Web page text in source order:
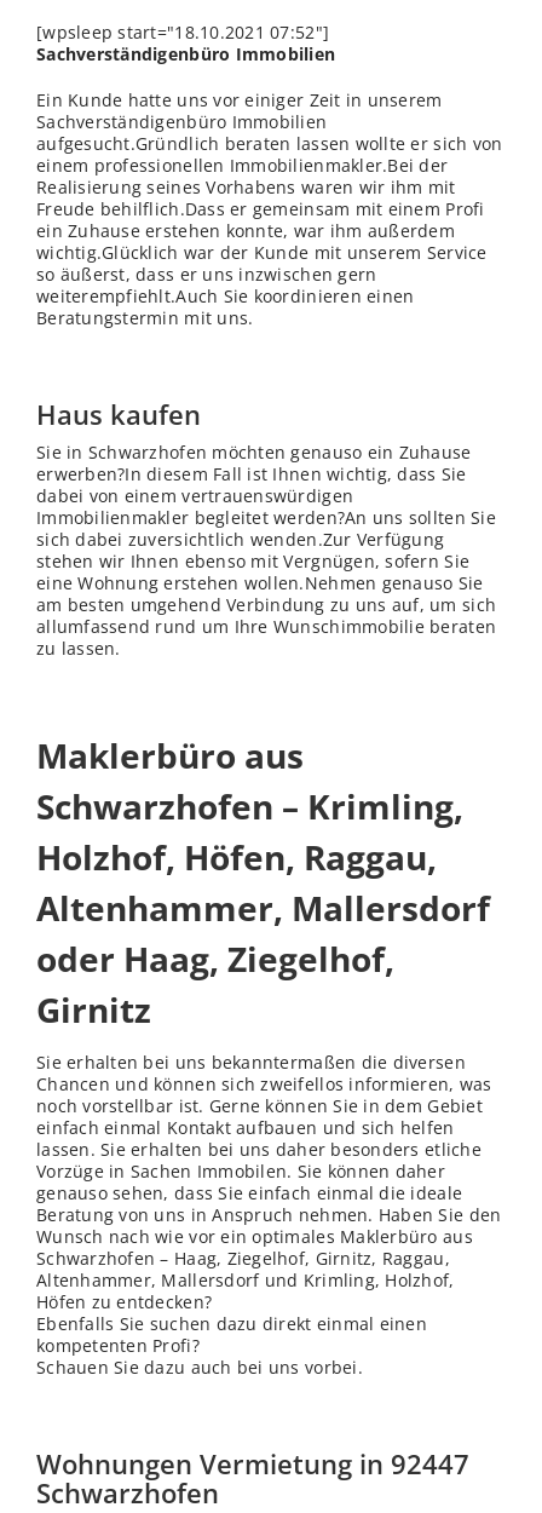
[wpsleep start="18.10.2021 07:52"]
Sachverständigenbüro Immobilien
Ein Kunde hatte uns vor einiger Zeit in unserem
Sachverständigenbüro Immobilien
aufgesucht.Gründlich beraten lassen wollte er sich von
einem professionellen Immobilienmakler.Bei der
Realisierung seines Vorhabens waren wir ihm mit
Freude behilflich.Dass er gemeinsam mit einem Profi
ein Zuhause erstehen konnte, war ihm außerdem
wichtig.Glücklich war der Kunde mit unserem Service
so äußerst, dass er uns inzwischen gern
weiterempfiehlt.Auch Sie koordinieren einen
Beratungstermin mit uns.
Haus kaufen
Sie in Schwarzhofen möchten genauso ein Zuhause
erwerben?In diesem Fall ist Ihnen wichtig, dass Sie
dabei von einem vertrauenswürdigen
Immobilienmakler begleitet werden?An uns sollten Sie
sich dabei zuversichtlich wenden.Zur Verfügung
stehen wir Ihnen ebenso mit Vergnügen, sofern Sie
eine Wohnung erstehen wollen.Nehmen genauso Sie
am besten umgehend Verbindung zu uns auf, um sich
allumfassend rund um Ihre Wunschimmobilie beraten
zu lassen.
Maklerbüro aus
Schwarzhofen – Krimling,
Holzhof, Höfen, Raggau,
Altenhammer, Mallersdorf
oder Haag, Ziegelhof,
Girnitz
Sie erhalten bei uns bekanntermaßen die diversen
Chancen und können sich zweifellos informieren, was
noch vorstellbar ist. Gerne können Sie in dem Gebiet
einfach einmal Kontakt aufbauen und sich helfen
lassen. Sie erhalten bei uns daher besonders etliche
Vorzüge in Sachen Immobilen. Sie können daher
genauso sehen, dass Sie einfach einmal die ideale
Beratung von uns in Anspruch nehmen. Haben Sie den
Wunsch nach wie vor ein optimales Maklerbüro aus
Schwarzhofen – Haag, Ziegelhof, Girnitz, Raggau,
Altenhammer, Mallersdorf und Krimling, Holzhof,
Höfen zu entdecken?
Ebenfalls Sie suchen dazu direkt einmal einen
kompetenten Profi?
Schauen Sie dazu auch bei uns vorbei.
Wohnungen Vermietung in 92447
Schwarzhofen